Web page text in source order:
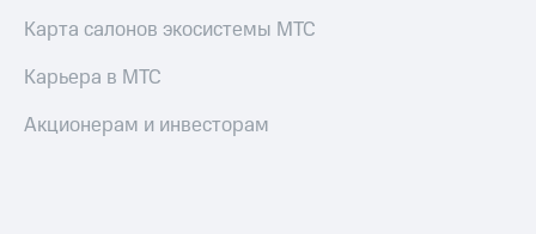
Карта салонов экосистемы МТС
Карьера в МТС
Акционерам и инвесторам